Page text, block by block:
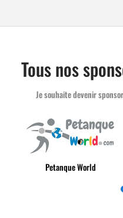
Tous nos
Je souhaite devenir
Petanque World